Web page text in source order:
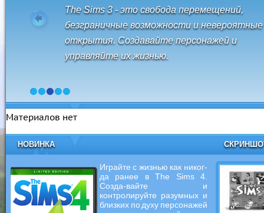
The Sims 3 - это свобода перемещений,
безграничные возможности и невероятные
открытия. Создавайте персонажей и
управляйте их жизнью.
1 2 3 4 5
Материалов нет
НОВИНКА
Играйте с жизнью как никог-
да ранее в The Sims 4.
Созда-вайте и
контролируйте разумных и
близких по духу персонажей